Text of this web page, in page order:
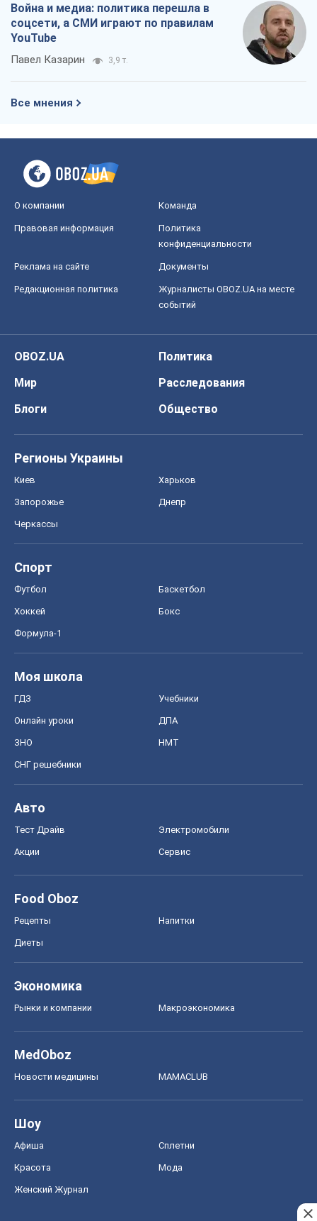
Война и медиа: политика перешла в
соцсети, а СМИ играют по правилам
YouTube
Павел Казарин 3,9 т.
Все мнения
О компании Команда
Правовая информация
Политика
конфиденциальности
Реклама на сайте Документы
Редакционная политика
Журналисты OBOZ.UA на месте
событий
OBOZ.UA
Политика
Мир
Расследования
Блоги
Общество
Регионы Украины
Киев Харьков
Запорожье Днепр
Черкассы
Спорт
Футбол Баскетбол
Хоккей Бокс
Формула-1
Моя школа
ГДЗ Учебники
Онлайн уроки ДПА
ЗНО НМТ
СНГ решебники
Авто
Тест Драйв Электромобили
Акции Сервис
Food Oboz
Рецепты Напитки
Диеты
Экономика
Рынки и компании Mакроэкономика
MedOboz
Новости медицины MAMACLUB
Шоу
Афиша Сплетни
Красота Мода
Женский Журнал